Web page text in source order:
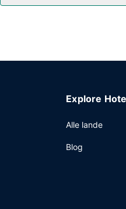
Explore
Alle lande
Blog